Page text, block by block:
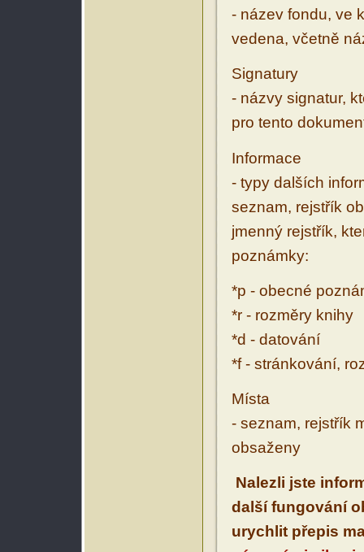
- název fondu, ve
vedena, včetně
Signatury
- názvy signatur,
pro tento
Informace
- typy dalších
seznam, rejstřík
jmenný rejstřík,
poznámky:
*p - obecné
*r - rozměry knihy
*d - datování
*f - stránkování,
Místa
- seznam, rejstřík
obsaženy
Nalezli jste
další fungování
urychlit přepis